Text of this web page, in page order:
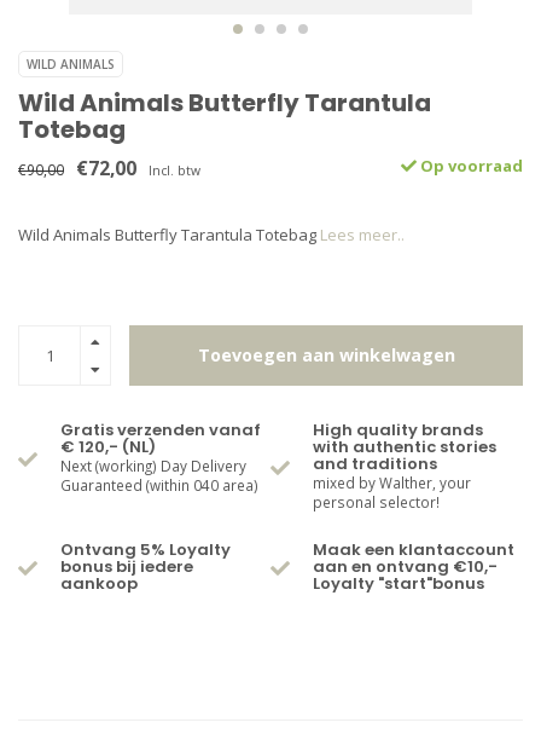
WILD ANIMALS
Wild Animals Butterfly Tarantula
Totebag
€90,00 €72,00 Incl. btw Op voorraad
Wild Animals Butterfly Tarantula Totebag Lees meer..
Toevoegen aan winkelwagen
Gratis verzenden vanaf
€ 120,- (NL)
Next (working) Day Delivery
Guaranteed (within 040 area)
High quality brands
with authentic stories
and traditions
mixed by Walther, your
personal selector!
Ontvang 5% Loyalty
bonus bij iedere
aankoop
Maak een klantaccount
aan en ontvang €10,-
Loyalty "start"bonus